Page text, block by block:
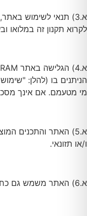
א.3) תנאי לשימוש
לקרוא תקנון זה במלואו
הניתנים בו (להלן:
מי מטעמם. אם אינך
א.5) האתר והתכנים
ו/או תזונאי.
א.6) האתר משמש גם כחנות אלקטרונית לרכישת מנויים, מוצרים ושימוש בשירותים ובתכנים המוצעים בו על ידי ציבור הגולשים באינטרנט (להלן: "המשתמש").